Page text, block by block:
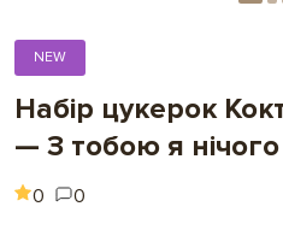
NEW
Набір цукерок
— З тобою я
0 0